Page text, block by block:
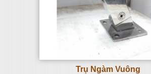
Trụ Ngàm Vuông